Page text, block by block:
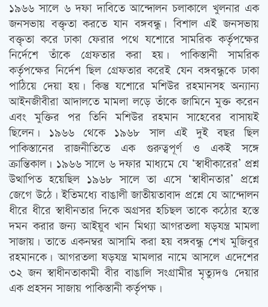
১৯৬৬ সালে ৬ দফা দাবিতে আন্দোলন চলাকালে খুলনার এক
জনসভায় বক্তৃতা করতে যান বঙ্গবন্ধু। বিশাল এই জনসভায়
বক্তৃতা করে ঢাকা ফেরার পথে যশোরে সামরিক কর্তৃপক্ষের
নির্দেশে তাঁকে গ্রেফতার করা হয়। পাকিস্তানী সামরিক
কর্তৃপক্ষের নির্দেশ ছিল গ্রেফতার করেই যেন বঙ্গবন্ধুকে ঢাকা
পাঠিয়ে দেয়া হয়। কিন্তু যশোরে মশিউর রহমানসহ অন্যান্য
আইনজীবীরা আদালতে মামলা লড়ে তাঁকে জামিনে মুক্ত করেন
এবং মুক্তির পর তিনি মশিউর রহমান সাহেবের বাসায়ই
ছিলেন। ১৯৬৬ থেকে ১৯৬৮ সাল এই দুই বছর ছিল
পাকিস্তানের রাজনীতিতে এক গুরুত্বপূর্ণ ও একই সঙ্গে
ক্রান্তিকাল। ১৯৬৬ সালে ৬ দফার মাধ্যমে যে ‘স্বাধীকারের’ প্রশ্ন
উত্থাপিত হয়েছিল ১৯৬৮ সালে তা এসে ‘স্বাধীনতার’ প্রশ্নে
জেগে উঠে। ইতিমধ্যে বাঙালী জাতীয়তাবাদ প্রশ্নে যে আন্দোলন
ধীরে ধীরে স্বাধীনতার দিকে অগ্রসর হচিছল তাকে কঠোর হস্তে
দমন করার জন্য আইয়ুব খান মিথ্যা আগরতলা ষড়যন্ত্র মামলা
সাজায়। তাতে একনম্বর আসামি করা হয় বঙ্গবন্ধু শেখ মুজিবুর
রহমানকে। আগরতলা ষড়যন্ত্র মামলার নামে আসলে এদেশের
৩২ জন স্বাধীনতাকামী বীর বাঙালি সংগ্রামীর মৃত্যুদণ্ড দেয়ার
এক প্রহসন সাজায় পাকিস্তানী কর্তৃপক্ষ।